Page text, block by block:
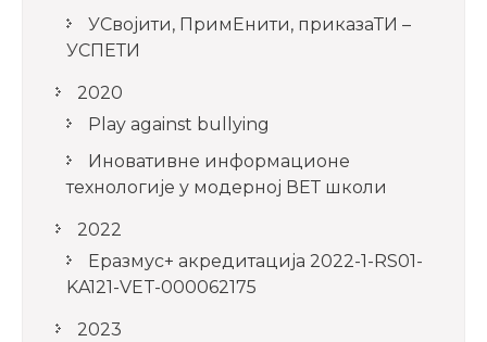
УСвојити, ПримЕнити, приказаТИ –
УСПЕТИ
2020
Play against bullying
Иновативне информационе
технологије у модерној ВЕТ школи
2022
Еразмус+ акредитација 2022-1-RS01-
KA121-VET-000062175
2023